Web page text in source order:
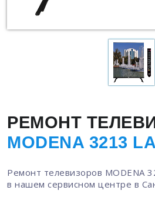
РЕМОНТ
MODENA 3213
Ремонт телевизоров MODENA
в нашем сервисном центре в